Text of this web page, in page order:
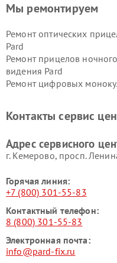
Мы ремонтируем
Ремонт оптических
Pard
Ремонт прицелов ночного
видения Pard
Ремонт цифровых
Контакты сервис
Адрес сервисного
г. Кемерово, просп.
Горячая линия:
+7 (800) 301-55-83
Контактный телефон:
8 (800) 301-55-83
Электронная почта:
info@pard-fix.ru